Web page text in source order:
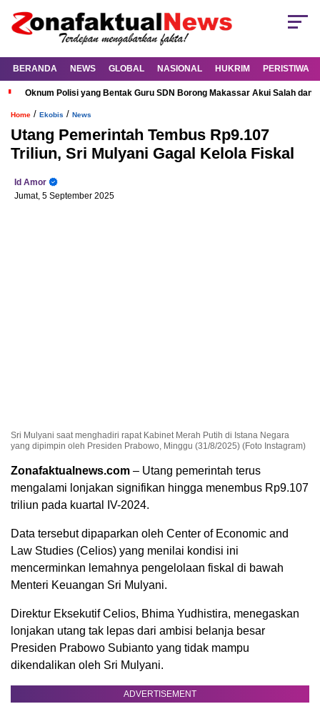
BERANDA NEWS GLOBAL NASIONAL HUKRIM PERISTIWA
Oknum Polisi yang Bentak Guru SDN Borong Makassar Akui Salah dan
Home / Ekobis / News
Utang Pemerintah Tembus Rp9.107
Triliun, Sri Mulyani Gagal Kelola Fiskal
Id Amor
Jumat, 5 September 2025
Sri Mulyani saat menghadiri rapat Kabinet Merah Putih di Istana Negara
yang dipimpin oleh Presiden Prabowo, Minggu (31/8/2025) (Foto Instagram)
Zonafaktualnews.com – Utang pemerintah terus
mengalami lonjakan signifikan hingga menembus Rp9.107
triliun pada kuartal IV-2024.
Data tersebut dipaparkan oleh Center of Economic and
Law Studies (Celios) yang menilai kondisi ini
mencerminkan lemahnya pengelolaan fiskal di bawah
Menteri Keuangan Sri Mulyani.
Direktur Eksekutif Celios, Bhima Yudhistira, menegaskan
lonjakan utang tak lepas dari ambisi belanja besar
Presiden Prabowo Subianto yang tidak mampu
dikendalikan oleh Sri Mulyani.
ADVERTISEMENT